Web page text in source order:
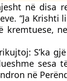
në disa
“Ja
kremtuese,
S’ka
sesa
në